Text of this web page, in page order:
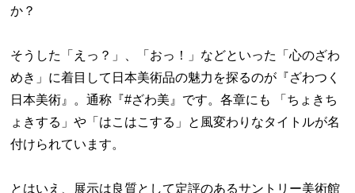
か？
そうした「えっ？」、「おっ！」などといった「心のざわ
めき」に着目して日本美術品の魅力を探るのが『ざわつく
日本美術』。通称『#ざわ美』です。各章にも 「ちょきち
ょきする」や「はこはこする」と風変わりなタイトルが名
付けられています。
とはいえ、展示は良質として定評のあるサントリー美術館